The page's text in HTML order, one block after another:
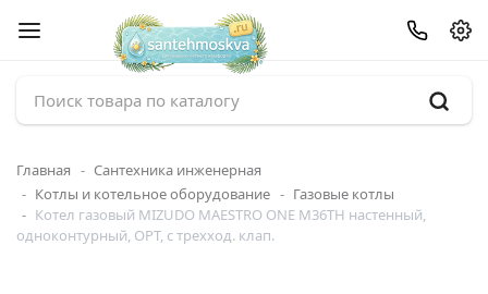
Главная
Сантехника инженерная
Котлы и котельное оборудование
Газовые котлы
Котел газовый MIZUDO MAESTRO ONE M36ТH настенный,
одноконтурный, OPT, с трехход. клап.